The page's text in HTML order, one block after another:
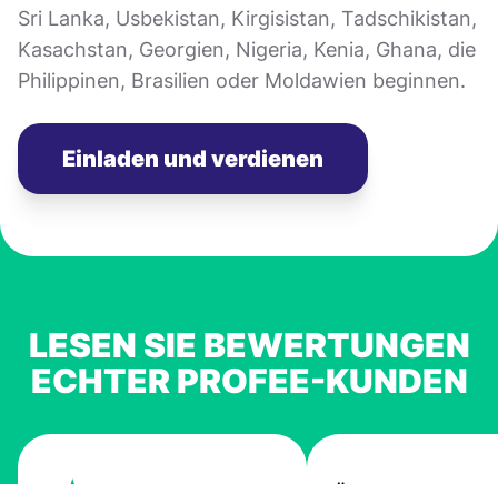
Sri Lanka, Usbekistan, Kirgisistan, Tadschikistan,
Kasachstan, Georgien, Nigeria, Kenia, Ghana, die
Philippinen, Brasilien oder Moldawien beginnen.
Einladen und verdienen
LESEN SIE BEWERTUNGEN
ECHTER PROFEE-KUNDEN